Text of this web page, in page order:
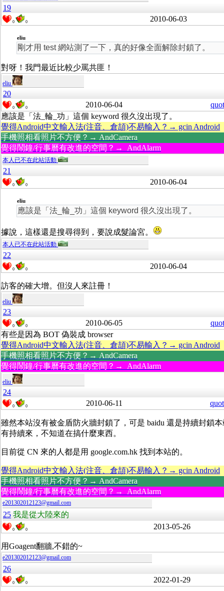
19
0 0 2010-06-03
eliu
剛才用 test 網站測了一下，真的好像全面解除封鎖了。
對呀！我門最近比較少罵共匪！
eliu
20
0 0 2010-06-04
應該是「法_輪_功」這個 keyword 很久沒出現了。
覺得Android中文輸入法(注音、倉頡)不易輸入？→ gcin Android
手機照相看照片不方便？→ AndCamera
覺得鬧鐘/行事曆有改進的空間？→ AndAlarm
本人已不在此站活動
21
0 0 2010-06-04
eliu
應該是「法_輪_功」這個 keyword 很久沒出現了。
據說，這樣還是搜尋得到，要說成髮論宮。
本人已不在此站活動
22
0 0 2010-06-04
訪客的確大增。但沒人來註冊！
eliu
23
0 0 2010-06-05
有些是因為 BOT 偽裝成 browser
覺得Android中文輸入法(注音、倉頡)不易輸入？→ gcin Android
手機照相看照片不方便？→ AndCamera
覺得鬧鐘/行事曆有改進的空間？→ AndAlarm
eliu
24
0 0 2010-06-11
雖然本站沒有被金盾防火牆封鎖了，可是 baidu 還是持續封鎖
有持續來，不知道在搞什麼東西。
目前從 CN 來的人都是用 google.com.hk 找到本站的。
覺得Android中文輸入法(注音、倉頡)不易輸入？→ gcin Android
手機照相看照片不方便？→ AndCamera
覺得鬧鐘/行事曆有改進的空間？→ AndAlarm
e201302012123@gmail.com
25 我是從大陸來的
0 0 2013-05-26
用Goagent翻牆,不錯的~
e201302012123@gmail.com
26
0 0 2022-01-29